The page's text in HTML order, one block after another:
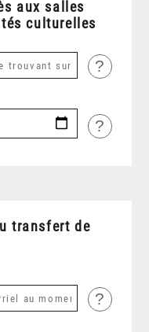
aux salles
culturelles
?
?
transfert de
?